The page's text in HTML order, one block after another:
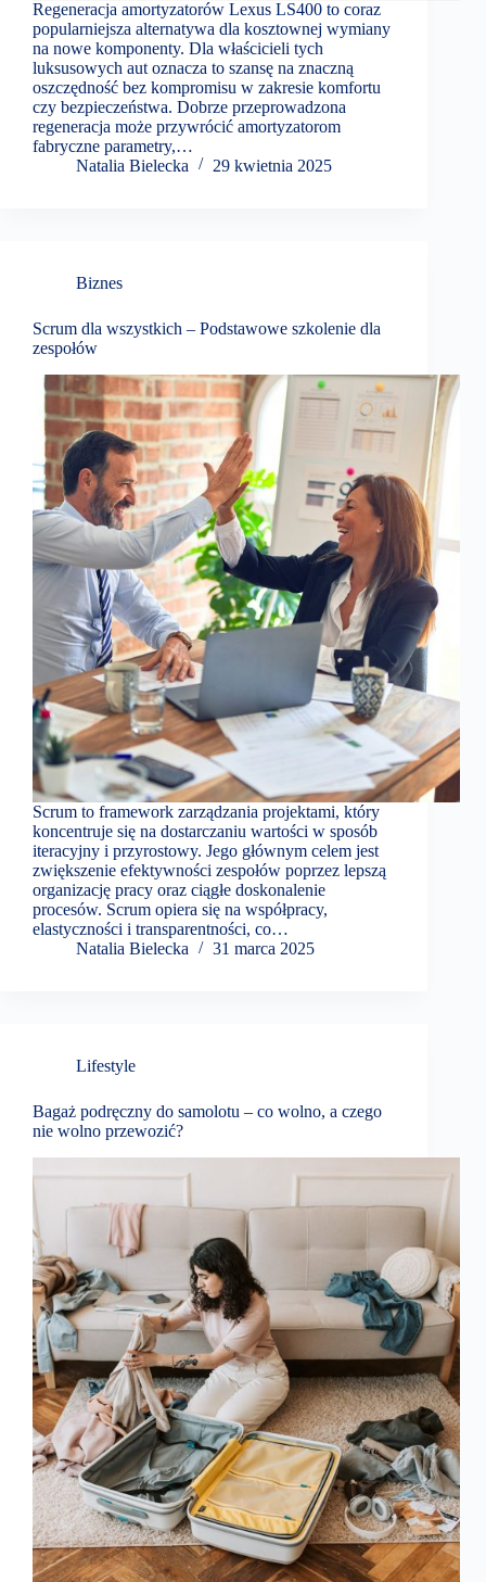
Regeneracja amortyzatorów Lexus LS400 to coraz
popularniejsza alternatywa dla kosztownej wymiany
na nowe komponenty. Dla właścicieli tych
luksusowych aut oznacza to szansę na znaczną
oszczędność bez kompromisu w zakresie komfortu
czy bezpieczeństwa. Dobrze przeprowadzona
regeneracja może przywrócić amortyzatorom
fabryczne parametry,…
Natalia Bielecka
29 kwietnia 2025
Biznes
Scrum dla wszystkich – Podstawowe szkolenie dla
zespołów
Scrum to framework zarządzania projektami, który
koncentruje się na dostarczaniu wartości w sposób
iteracyjny i przyrostowy. Jego głównym celem jest
zwiększenie efektywności zespołów poprzez lepszą
organizację pracy oraz ciągłe doskonalenie
procesów. Scrum opiera się na współpracy,
elastyczności i transparentności, co…
Natalia Bielecka
31 marca 2025
Lifestyle
Bagaż podręczny do samolotu – co wolno, a czego
nie wolno przewozić?